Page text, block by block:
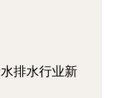
排水行业新